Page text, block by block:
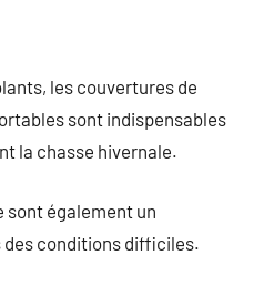
les couvertures de
sont indispensables
la chasse hivernale.
sont également un
conditions difficiles.